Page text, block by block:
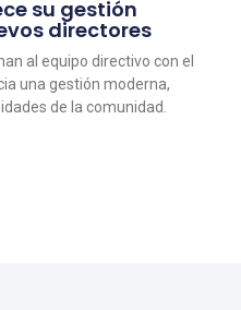
su gestión
directores
al equipo directivo con el
una gestión moderna,
de la comunidad.